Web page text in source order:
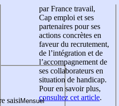
saisi
par France travail,
Cap emploi et ses
partenaires pour ses
actions concrètes en
faveur du recrutement,
de l’intégration et de
l’accompagnement de
ses collaborateurs en
situation de handicap.
Pour en savoir plus,
consultez cet article.